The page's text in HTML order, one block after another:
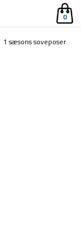
0
1 sæsons soveposer